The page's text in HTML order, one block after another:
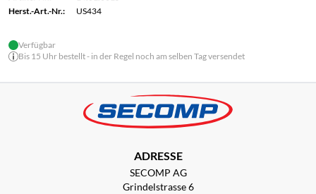
Herst.-Art.-Nr.:
US434
Verfügbar
Bis 15 Uhr bestellt - in der Regel noch am selben Tag versendet
ADRESSE
SECOMP AG
Grindelstrasse 6